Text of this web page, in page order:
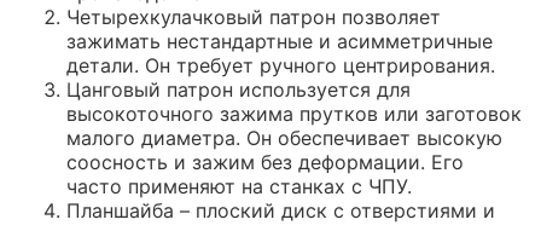
Четырехкулачковый патрон позволяет
зажимать нестандартные и асимметричные
детали. Он требует ручного центрирования.
Цанговый патрон используется для
высокоточного зажима прутков или заготовок
малого диаметра. Он обеспечивает высокую
соосность и зажим без деформации. Его
часто применяют на станках с ЧПУ.
Планшайба – плоский диск с отверстиями и